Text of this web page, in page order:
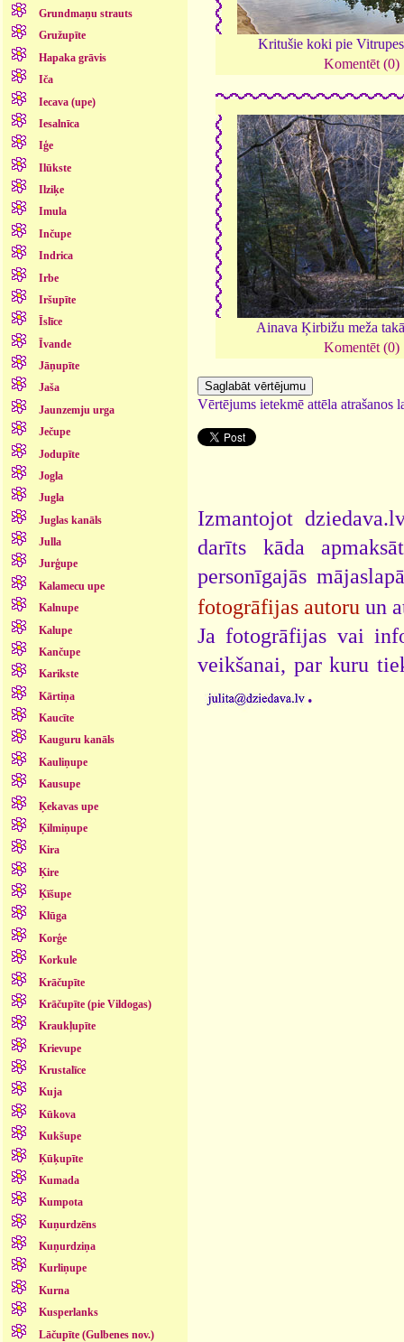
Grundmaņu strauts
Gružupīte
Hapaka grāvis
Iča
Iecava (upe)
Iesalnīca
Iģe
Ilūkste
Ilziķe
Imula
Inčupe
Indrica
Irbe
Iršupīte
Īslīce
Īvande
Jāņupīte
Jaša
Jaunzemju urga
Ječupe
Jodupīte
Jogla
Jugla
Juglas kanāls
Julla
Jurģupe
Kalamecu upe
Kalnupe
Kalupe
Kančupe
Karikste
Kārtiņa
Kaucīte
Kauguru kanāls
Kauliņupe
Kausupe
Ķekavas upe
Ķilmiņupe
Kira
Ķire
Ķīšupe
Klūga
Korģe
Korkule
Krāčupīte
Krāčupīte (pie Vildogas)
Kraukļupīte
Krievupe
Krustalīce
Kuja
Kūkova
Kukšupe
Ķūķupīte
Kumada
Kumpota
Kuņurdzēns
Kuņurdziņa
Kurliņupe
Kurna
Kusperlanks
Lāčupīte (Gulbenes nov.)
Kritušie koki pie
Komentēt (0)
Ainava Ķirbižu meža
Komentēt (0)
Vērtējums ietekmē attēla atrašanos
Izmantojot
darīts kāda
personīgajās
fotogrāfijas autoru un
Ja fotogrāfijas vai
veikšanai, par kuru
.